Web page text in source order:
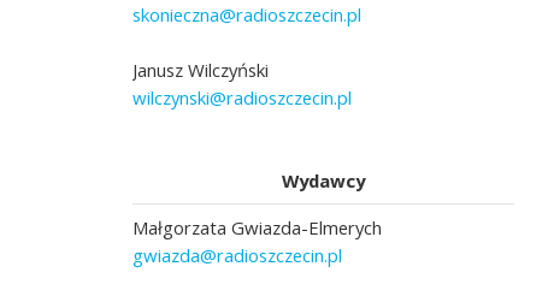
skonieczna@radioszczecin.pl
Janusz Wilczyński
wilczynski@radioszczecin.pl
Wydawcy
Małgorzata Gwiazda-Elmerych
gwiazda@radioszczecin.pl